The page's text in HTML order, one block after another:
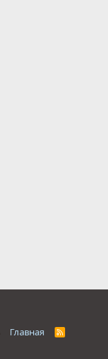
Главная
R